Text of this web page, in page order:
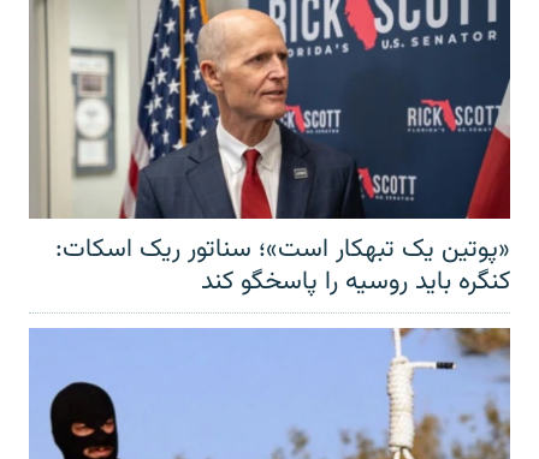
«پوتین یک تبهکار است»؛ سناتور ریک اسکات:
کنگره باید روسیه را پاسخگو کند